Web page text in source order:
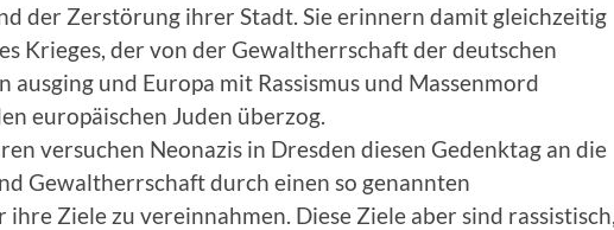
der Zerstörung ihrer Stadt. Sie erinnern damit gleichzeitig
Krieges, der von der Gewaltherrschaft der deutschen
ausging und Europa mit Rassismus und Massenmord
europäischen Juden überzog.
versuchen Neonazis in Dresden diesen Gedenktag an die
Gewaltherrschaft durch einen so genannten
ihre Ziele zu vereinnahmen. Diese Ziele aber sind rassistisch,